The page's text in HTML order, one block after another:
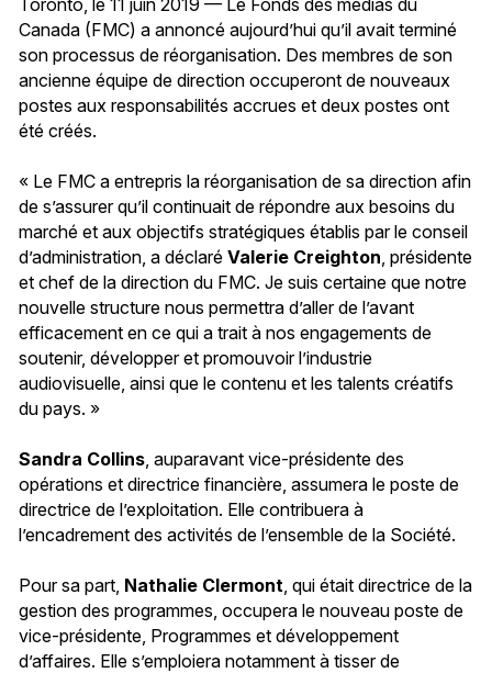
Canada (FMC) a annoncé aujourd’hui qu’il avait terminé
son processus de réorganisation. Des membres de son
ancienne équipe de direction occuperont de nouveaux
postes aux responsabilités accrues et deux postes ont
été créés.
« Le FMC a entrepris la réorganisation de sa direction afin
de s’assurer qu’il continuait de répondre aux besoins du
marché et aux objectifs stratégiques établis par le conseil
d’administration, a déclaré Valerie Creighton , présidente
et chef de la direction du FMC. Je suis certaine que notre
nouvelle structure nous permettra d’aller de l’avant
efficacement en ce qui a trait à nos engagements de
soutenir, développer et promouvoir l’industrie
audiovisuelle, ainsi que le contenu et les talents créatifs
du pays. »
Sandra Collins , auparavant vice-présidente des
opérations et directrice financière, assumera le poste de
directrice de l’exploitation. Elle contribuera à
l’encadrement des activités de l’ensemble de la Société.
Pour sa part, Nathalie Clermont , qui était directrice de la
gestion des programmes, occupera le nouveau poste de
vice-présidente, Programmes et développement
d’affaires. Elle s’emploiera notamment à tisser de